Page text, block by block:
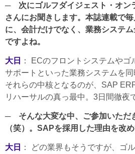
─ 次にゴルフダイジェスト・オン
さんにお聞きします。本誌連載で
に、会計だけでなく、業務システ
ですよね。
大日
： ECのフロントシステムや
サポートといった業務システムを同
それらの中核となるのが、SAP
リハーサルの真っ最中。3日間徹夜
─ そんな大変な中、ご参加いただ
（笑）。SAPを採用した理由を改め
大日
： どの業界もそうですが、ゴ